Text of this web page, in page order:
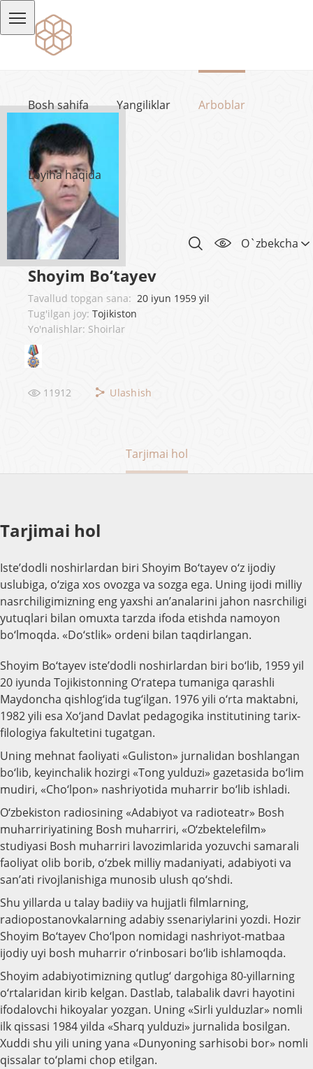
Bosh sahifa Yangiliklar Arboblar
Loyiha haqida
O`zbekcha
Shoyim Bo‘tayev
Tavallud topgan sana: 20 iyun 1959 yil
Tug'ilgan joy: Tojikiston
Yo'nalishlar: Shoirlar
11912 Ulashish
Tarjimai hol
Tarjimai hol
Iste’dodli noshirlardan biri Shoyim Bo‘tayev o‘z ijodiy
uslubiga, o‘ziga xos ovozga va sozga ega. Uning ijodi milliy
nasrchiligimizning eng yaxshi an’analarini jahon nasrchiligi
yutuqlari bilan omuxta tarzda ifoda etishda namoyon
bo‘lmoqda. «Do‘stlik» ordeni bilan taqdirlangan.
Shoyim Bo‘tayev iste’dodli noshirlardan biri bo‘lib, 1959 yil
20 iyunda Tojikistonning O‘ratepa tumaniga qarashli
Maydoncha qishlog‘ida tug‘ilgan. 1976 yili o‘rta maktabni,
1982 yili esa Xo‘jand Davlat pedagogika institutining tarix-
filologiya fakultetini tugatgan.
Uning mehnat faoliyati «Guliston» jurnalidan boshlangan
bo‘lib, keyinchalik hozirgi «Tong yulduzi» gazetasida bo‘lim
mudiri, «Cho‘lpon» nashriyotida muharrir bo‘lib ishladi.
O‘zbekiston radiosining «Adabiyot va radioteatr» Bosh
muharririyatining Bosh muharriri, «O‘zbektelefilm»
studiyasi Bosh muharriri lavozimlarida yozuvchi samarali
faoliyat olib borib, o‘zbek milliy madaniyati, adabiyoti va
san’ati rivojlanishiga munosib ulush qo‘shdi.
Shu yillarda u talay badiiy va hujjatli filmlarning,
radiopostanovkalarning adabiy ssenariylarini yozdi. Hozir
Shoyim Bo‘tayev Cho‘lpon nomidagi nashriyot-matbaa
ijodiy uyi bosh muharrir o‘rinbosari bo‘lib ishlamoqda.
Shoyim adabiyotimizning qutlug‘ dargohiga 80-yillarning
o‘rtalaridan kirib kelgan. Dastlab, talabalik davri hayotini
ifodalovchi hikoyalar yozgan. Uning «Sirli yulduzlar» nomli
ilk qissasi 1984 yilda «Sharq yulduzi» jurnalida bosilgan.
Xuddi shu yili uning yana «Dunyoning sarhisobi bor» nomli
qissalar to‘plami chop etilgan.